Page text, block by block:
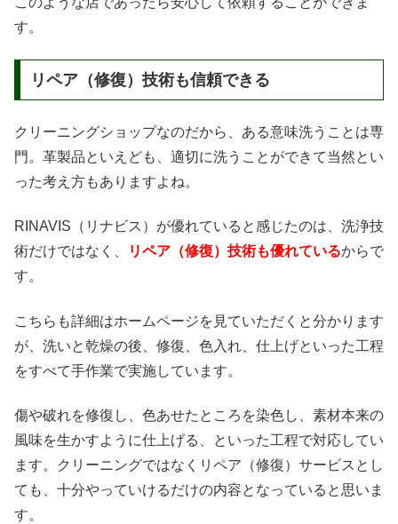
す。
リペア（修復）技術も信頼できる
クリーニングショップなのだから、ある意味洗うことは専
門。革製品といえども、適切に洗うことができて当然とい
った考え方もありますよね。
RINAVIS（リナビス）が優れていると感じたのは、洗浄技
術だけではなく、
リペア（修復）技術も優れているからで
す。
こちらも詳細はホームページを見ていただくと分かります
が、洗いと乾燥の後、修復、色入れ、仕上げといった工程
をすべて手作業で実施しています。
傷や破れを修復し、色あせたところを染色し、素材本来の
風味を生かすように仕上げる、といった工程で対応してい
ます。クリーニングではなくリペア（修復）サービスとし
ても、十分やっていけるだけの内容となっていると思いま
す。